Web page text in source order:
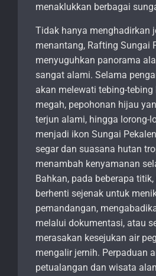
menaklukkan berbagai
Tidak hanya menghadirkan
menantang, Rafting Sungai
menyuguhkan panorama
sangat alami. Selama
akan melewati tebing-tebing
megah, pepohonan hijau
terjun alami, hingga lorong-
menjadi ikon Sungai
segar dan suasana hutan
menambah kenyamanan
Bahkan, pada beberapa
berhenti sejenak untuk
pemandangan,
melalui dokumentasi, atau
merasakan kesejukan air
mengalir jernih. Perpaduan
petualangan dan wisata